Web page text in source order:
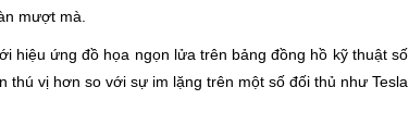
mượt mà.
hiệu ứng đồ họa ngọn lửa trên bảng đồng hồ kỹ thuật số
thú vị hơn so với sự im lặng trên một số đối thủ như Tesla